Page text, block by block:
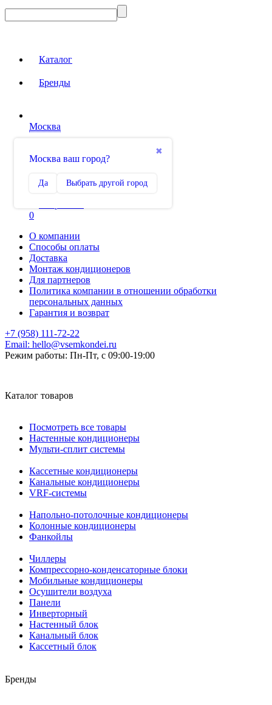
Каталог
Бренды
Москва
✖
Москва ваш город?
Да Выбрать другой город
Сравнение
0
О компании
Способы оплаты
Доставка
Монтаж кондиционеров
Для партнеров
Политика компании в отношении обработки
персональных данных
Гарантия и возврат
+7 (958) 111-72-22
Email: hello@vsemkondei.ru
Режим работы: Пн-Пт, с 09:00-19:00
Каталог товаров
Посмотреть все товары
Настенные кондиционеры
Мульти-сплит системы
Кассетные кондиционеры
Канальные кондиционеры
VRF-системы
Напольно-потолочные кондиционеры
Колонные кондиционеры
Фанкойлы
Чиллеры
Компрессорно-конденсаторные блоки
Мобильные кондиционеры
Осушители воздуха
Панели
Инверторный
Настенный блок
Канальный блок
Кассетный блок
Бренды